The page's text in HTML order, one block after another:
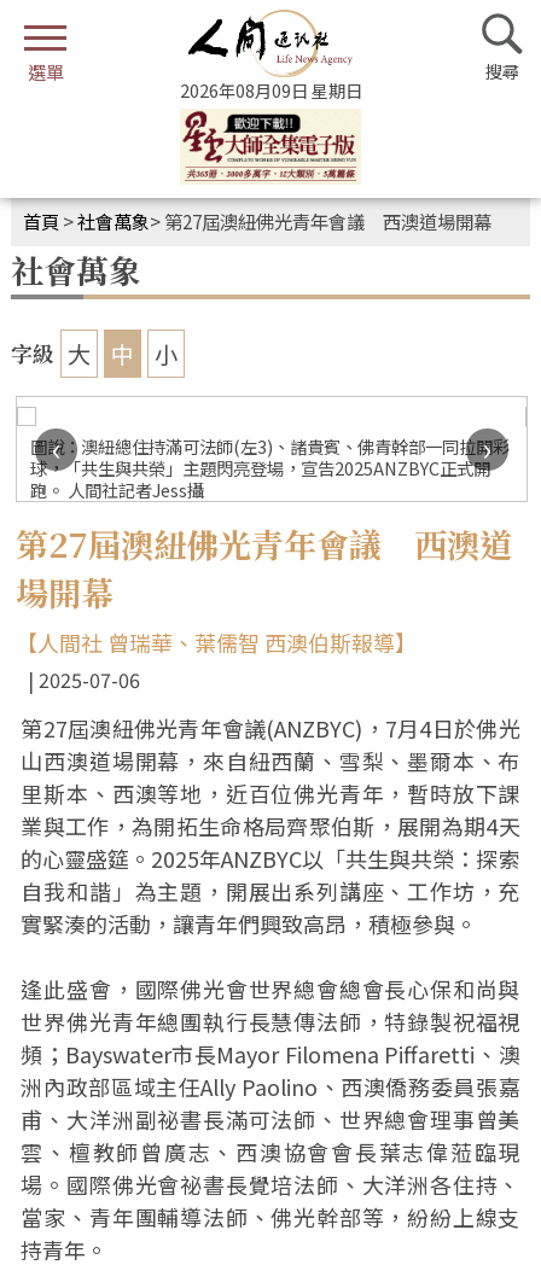
2026年08月09日 星期日
首頁 >社會萬象>第27屆澳紐佛光青年會議 西澳道場開幕
社會萬象
字級 大 中 小
圖說：澳紐總住持滿可法師(左3)、諸貴賓、佛青幹部一同拉開彩
球，「共生與共榮」主題閃亮登場，宣告2025ANZBYC正式開
跑。 人間社記者Jess攝
‹ ›
第27屆澳紐佛光青年會議 西澳道
場開幕
【人間社 曾瑞華、葉儒智 西澳伯斯報導】
2025-07-06
第27屆澳紐佛光青年會議(ANZBYC)，7月4日於佛光
山西澳道場開幕，來自紐西蘭、雪梨、墨爾本、布
里斯本、西澳等地，近百位佛光青年，暫時放下課
業與工作，為開拓生命格局齊聚伯斯，展開為期4天
的心靈盛筵。2025年ANZBYC以「共生與共榮：探索
自我和諧」為主題，開展出系列講座、工作坊，充
實緊湊的活動，讓青年們興致高昂，積極參與。
逢此盛會，國際佛光會世界總會總會長心保和尚與
世界佛光青年總團執行長慧傳法師，特錄製祝福視
頻；Bayswater市長Mayor Filomena Piffaretti、澳
洲內政部區域主任Ally Paolino、西澳僑務委員張嘉
甫、大洋洲副祕書長滿可法師、世界總會理事曾美
雲、檀教師曾廣志、西澳協會會長葉志偉蒞臨現
場。國際佛光會祕書長覺培法師、大洋洲各住持、
當家、青年團輔導法師、佛光幹部等，紛紛上線支
持青年。